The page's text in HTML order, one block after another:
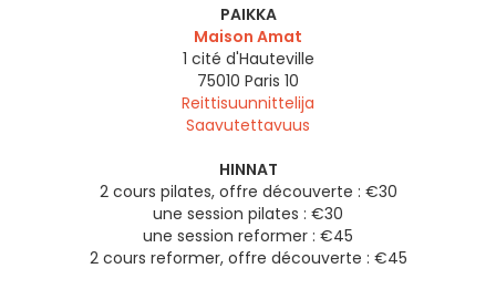
PAIKKA
Maison Amat
1 cité d'Hauteville
75010 Paris 10
Reittisuunnittelija
Saavutettavuus
HINNAT
2 cours pilates, offre découverte : €30
une session pilates : €30
une session reformer : €45
2 cours reformer, offre découverte : €45